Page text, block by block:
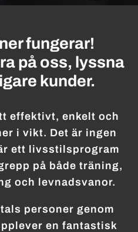
fungerar!
på oss, lyssna
kunder.
effektivt, enkelt och
i vikt. Det är ingen
ett livsstilsprogram
på både träning,
och levnadsvanor.
personer genom
en fantastisk